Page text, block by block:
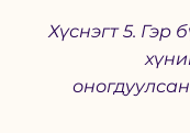
Хүснэгт 5. Гэр